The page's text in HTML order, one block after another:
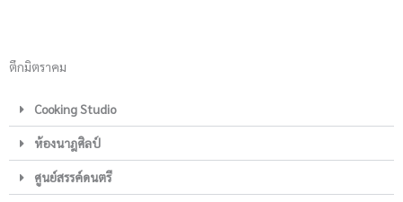
ตึกมิตราคม
Cooking Studio
ห้องนาฎศิลป์
ศูนย์สรรค์ดนตรี